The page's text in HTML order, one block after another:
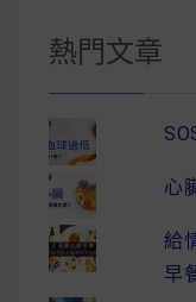
熱門文章
心
給
早